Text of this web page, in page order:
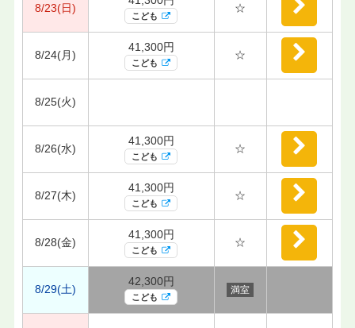
8/23(日)
こども
☆
8/24(月)
41,300円
こども
☆
8/25(火)
8/26(水)
41,300円
こども
☆
8/27(木)
41,300円
こども
☆
8/28(金)
41,300円
こども
☆
8/29(土)
42,300円
こども
満室